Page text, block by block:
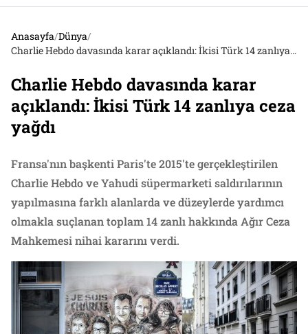
Anasayfa/Dünya/
Charlie Hebdo davasında karar açıklandı: İkisi Türk 14 zanlıya ceza yağdı
Charlie Hebdo davasında karar
açıklandı: İkisi Türk 14 zanlıya ceza
yağdı
Fransa'nın başkenti Paris'te 2015'te gerçekleştirilen
Charlie Hebdo ve Yahudi süpermarketi saldırılarının
yapılmasına farklı alanlarda ve düzeylerde yardımcı
olmakla suçlanan toplam 14 zanlı hakkında Ağır Ceza
Mahkemesi nihai kararını verdi.